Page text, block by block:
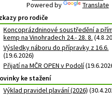
Powered by
Translate
pro rodiče
Koncoprázdninové soustředění a
kemp na Vinohradech 24.- 28. 8.
Výsledky náboru do přípravky z 16.6.
(19.6.2026)
Přijatí na MČR OPEN v Podolí
ke stažení
Výklad pravidel plavání (2026)